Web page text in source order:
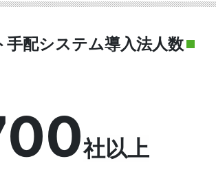
手配システム導入法人数
社以上